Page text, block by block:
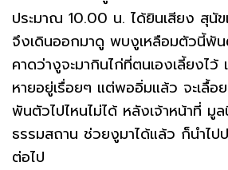
ประมาณ 10.00 น. ได้ยินเสียง สุนัข
จึงเดินออกมาดู พบงูเหลือมตัวนี้พั
คาดว่างูจะมากินไก่ที่ตนเองเลี้ยงไว้
หายอยู่เรื่อยๆ แต่พออิ่มแล้ว จะเลื้อ
พันตัวไปไหนไม่ได้ หลังเจ้าหน้าที่ มู
ธรรมสถาน ช่วยงูมาได้แล้ว ก็นำไป
ต่อไป